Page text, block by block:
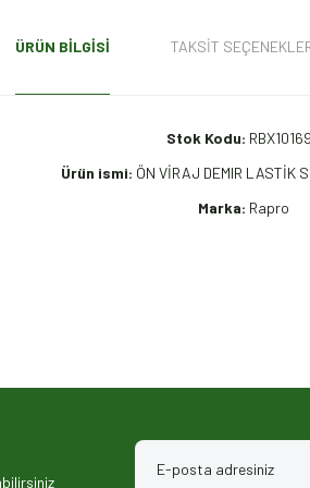
ÜRÜN BILGISI TAKSIT
Stok Kodu:
Ürün ismi: ÖN VİRAJ DEMIR LASTİK
Marka: Rapro